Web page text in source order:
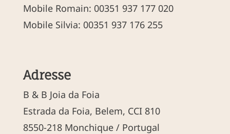
Mobile Romain: 00351 937 177 020
Mobile Silvia: 00351 937 176 255
Adresse
B & B Joia da Foia
Estrada da Foia, Belem, CCI 810
8550-218 Monchique / Portugal